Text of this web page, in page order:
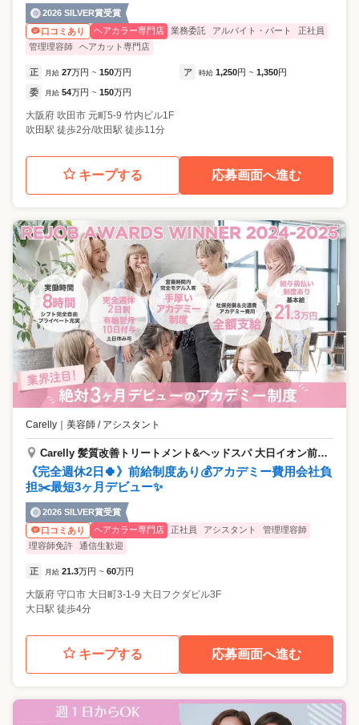
2026 SILVER賞受賞
口コミあり
ヘアカラー専門店 業務委託 アルバイト・パート
正社員
管理理容師
ヘアカット専門店
正 月給 27万円 ~ 150万円 ア 時給 1,250円 ~ 1,350円
委 月給 54万円 ~ 150万円
大阪府 吹田市 元町5-9 竹内ビル1F
吹田駅 徒歩2分/吹田駅 徒歩11分
キープする 応募画面へ進む
Carelly 美容師 / アシスタント
Carelly 髪質改善トリートメント&ヘッドスパ 大日イオン前【ケアリー】
《完全週休2日🍀》前給制度あり💰アカデミー費用会社負
担✂️最短3ヶ月デビュー✨
2026 SILVER賞受賞
口コミあり
ヘアカラー専門店 正社員 アシスタント
管理理容師
理容師免許
通信生歓迎
正 月給 21.3万円 ~ 60万円
大阪府 守口市 大日町3-1-9 大日フクダビル3F
大日駅 徒歩4分
キープする 応募画面へ進む